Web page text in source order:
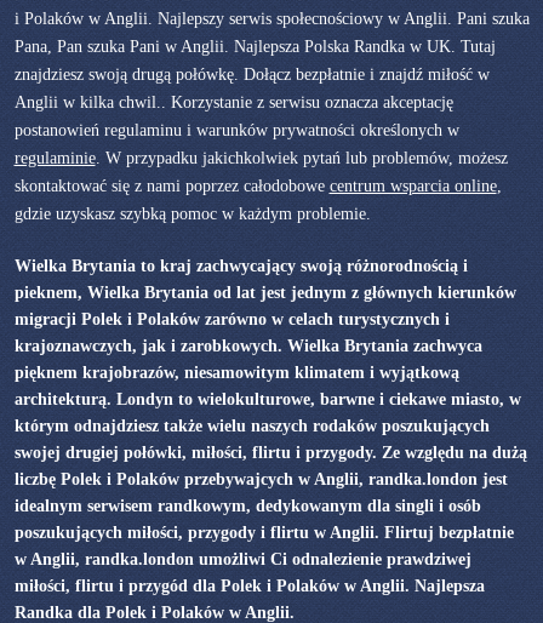
i Polaków w Anglii. Najlepszy serwis społecnościowy w Anglii. Pani szuka
Pana, Pan szuka Pani w Anglii. Najlepsza Polska Randka w UK. Tutaj
znajdziesz swoją drugą połówkę. Dołącz bezpłatnie i znajdź miłość w
Anglii w kilka chwil.. Korzystanie z serwisu oznacza akceptację
postanowień regulaminu i warunków prywatności określonych w
regulaminie. W przypadku jakichkolwiek pytań lub problemów, możesz
skontaktować się z nami poprzez całodobowe centrum wsparcia online,
gdzie uzyskasz szybką pomoc w każdym problemie.
Wielka Brytania to kraj zachwycający swoją różnorodnością i
pieknem, Wielka Brytania od lat jest jednym z głównych kierunków
migracji Polek i Polaków zarówno w celach turystycznych i
krajoznawczych, jak i zarobkowych. Wielka Brytania zachwyca
pięknem krajobrazów, niesamowitym klimatem i wyjątkową
architekturą. Londyn to wielokulturowe, barwne i ciekawe miasto, w
którym odnajdziesz także wielu naszych rodaków poszukujących
swojej drugiej połówki, miłości, flirtu i przygody. Ze względu na dużą
liczbę Polek i Polaków przebywajcych w Anglii, randka.london jest
idealnym serwisem randkowym, dedykowanym dla singli i osób
poszukujących miłości, przygody i flirtu w Anglii. Flirtuj bezpłatnie
w Anglii, randka.london umożliwi Ci odnalezienie prawdziwej
miłości, flirtu i przygód dla Polek i Polaków w Anglii. Najlepsza
Randka dla Polek i Polaków w Anglii.